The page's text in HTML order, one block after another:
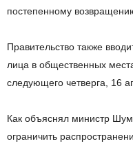
постепенному
Правительство также
лица в общественных
следующего четверга, 16
Как объяснял министр
ограничить